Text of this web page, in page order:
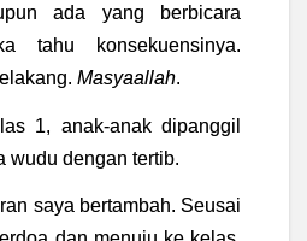
ada yang berbicara
tahu konsekuensinya.
Masyaallah.
1, anak-anak dipanggil
wudu dengan tertib.
saya bertambah. Seusai